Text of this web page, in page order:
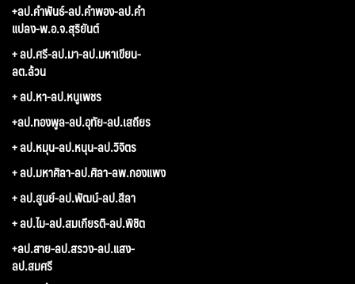
+ลป.คำพันธ์-ลป.คำพอง-ลป.คำ
แปลง-พ.อ.จ.สุริยันต์
+ ลป.ศรี-ลป.มา-ลป.มหาเขียน-
ลต.ล้วน
+ ลป.หา-ลป.หนูเพชร
+ลป.ทองพูล-ลป.อุทัย-ลป.เสถียร
+ ลป.หมุน-ลป.หนุน-ลป.วิจิตร
+ ลป.มหาศิลา-ลป.ศิลา-ลพ.กองแพง
+ ลป.สูนย์-ลป.พัฒน์-ลป.สีลา
+ ลป.ไม-ลป.สมเกียรติ-ลป.พิชิต
+ลป.สาย-ลป.สรวง-ลป.แสง-
ลป.สมศรี